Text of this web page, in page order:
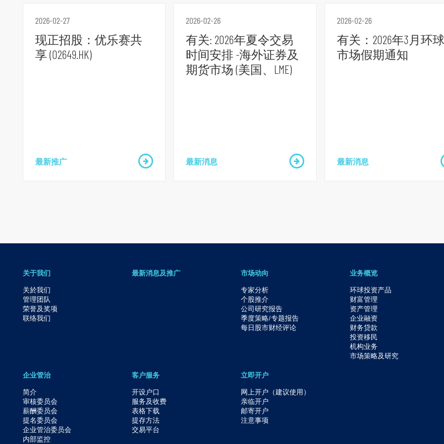
2026-02-27
现正招股：优乐赛共
享 (02649.HK)
最新推广
2026-02-26
有关: 2026年夏令交易
时间安排 -海外证券及
期货市场 (美国、LME)
最新消息
2026-02-26
有关：2026年3月环球
市场假期通知
最新消息
关于我们
关於我们
管理团队
荣誉及奖项
联络我们
最新消息及推广
市场动向
专家分析
个股推介
公司研究报告
季度策略/专题报告
每日股市财经评论
业务概览
环球投资产品
财富管理
资产管理
企业融资
财务贷款
投资移民
机构业务
市场策略及研究​
企业管治
简介
审核委员会
薪酬委员会
提名委员会
企业管治委员会
内部监控
客户服务
开设户口
服务及收费
表格下载
提存方法
交易平台
立即开户
网上开户（建议使用）
亲临开户
邮寄开户
注意事项